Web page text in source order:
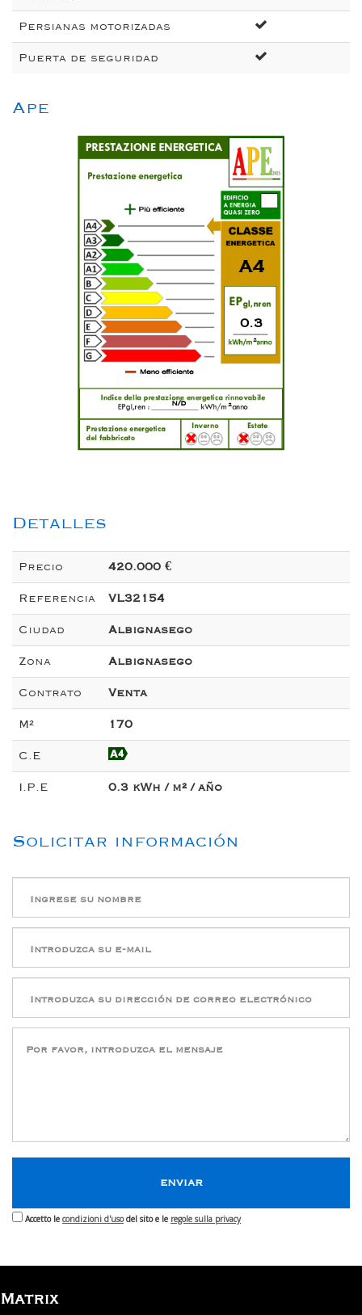
Persianas motorizadas
Puerta de seguridad
Ape
2
2
A4
0.3
n/d
Detalles
Precio 420.000 €
Referencia VL32154
Ciudad Albignasego
Zona Albignasego
Contrato Venta
M² 170
C.E
I.P.E 0.3 kWh / m² / año
Solicitar información
Accetto le condizioni d'usodel sito e le regole sulla privacy
Matrix